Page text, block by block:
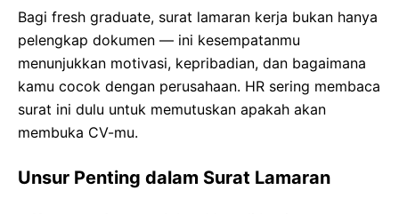
Bagi fresh graduate, surat lamaran kerja bukan hanya
pelengkap dokumen — ini kesempatanmu
menunjukkan motivasi, kepribadian, dan bagaimana
kamu cocok dengan perusahaan. HR sering membaca
surat ini dulu untuk memutuskan apakah akan
membuka CV-mu.
Unsur Penting dalam Surat Lamaran